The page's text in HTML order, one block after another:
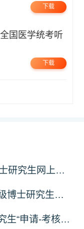
下载
下载
2027年报考上海政法学院博士研究生网上报名公告
沈阳药科大学关于开展2026级博士研究生录取后信息采集及档案调取等相关工作的通知
国防科技大学2027年博士研究生“申请-考核”制招生专业基础笔试考试大纲